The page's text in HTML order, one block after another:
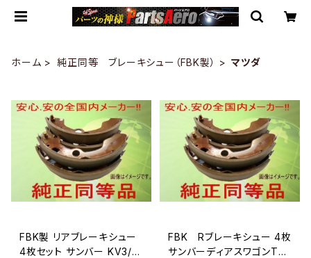
ホーム 純正同等 ブレーキシュー（FBK製） マツダ
FBK製 リアブレーキシュー
4枚セット サンバー KV3/K
FBK Rブレーキシュー 4枚
サンバーディアスワゴンTW